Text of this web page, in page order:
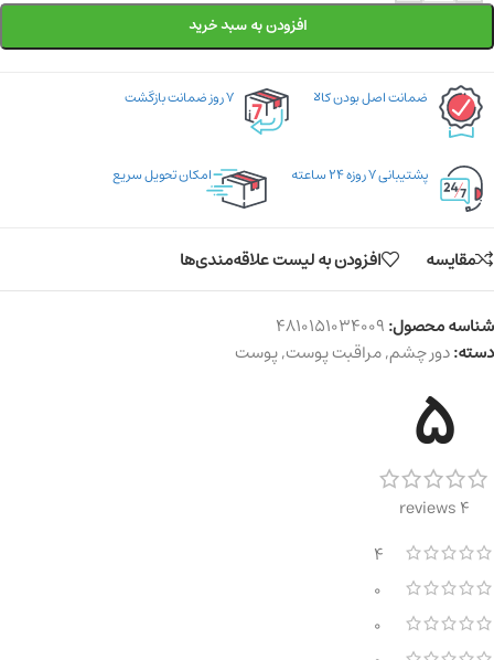
افزودن به سبد خرید
ضمانت اصل بودن کالا ۷ روز ضمانت بازگشت
پشتیبانی ۷ روزه ۲۴ ساعته امکان تحویل سریع
مقایسه افزودن به لیست علاقه‌مندی‌ها
شناسه محصول:4810151034009
دسته:دور چشم,مراقبت پوست,پوست
5
4 reviews
4
0
0